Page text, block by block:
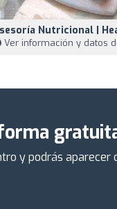
Nutricional |
Ver información y datos
y podrás